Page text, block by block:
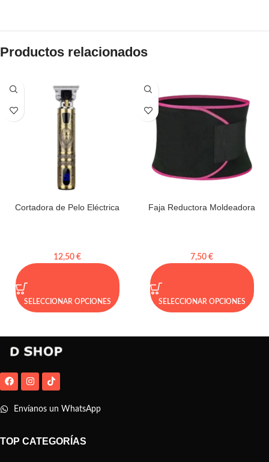
Productos relacionados
Cortadora de Pelo Eléctrica
12,50 €
SELECCIONAR OPCIONES
Faja Reductora Moldeadora
7,50 €
SELECCIONAR OPCIONES
Envíanos un WhatsApp
TOP CATEGORÍAS